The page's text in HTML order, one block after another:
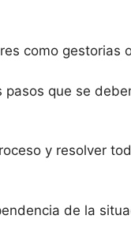
como gestorias
pasos que se
y resolver
de la